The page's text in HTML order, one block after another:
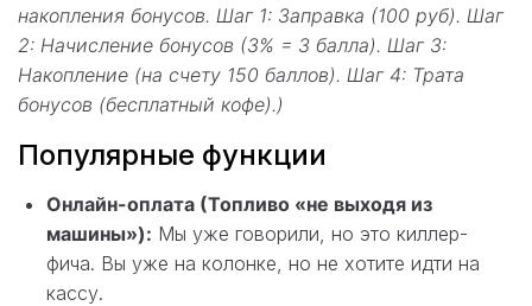
накопления бонусов. Шаг 1: Заправка (100 руб). Шаг
2: Начисление бонусов (3% = 3 балла). Шаг 3:
Накопление (на счету 150 баллов). Шаг 4: Трата
бонусов (бесплатный кофе).)
Популярные функции
Онлайн-оплата (Топливо «не выходя из
машины»): Мы уже говорили, но это киллер-
фича. Вы уже на колонке, но не хотите идти на
кассу.